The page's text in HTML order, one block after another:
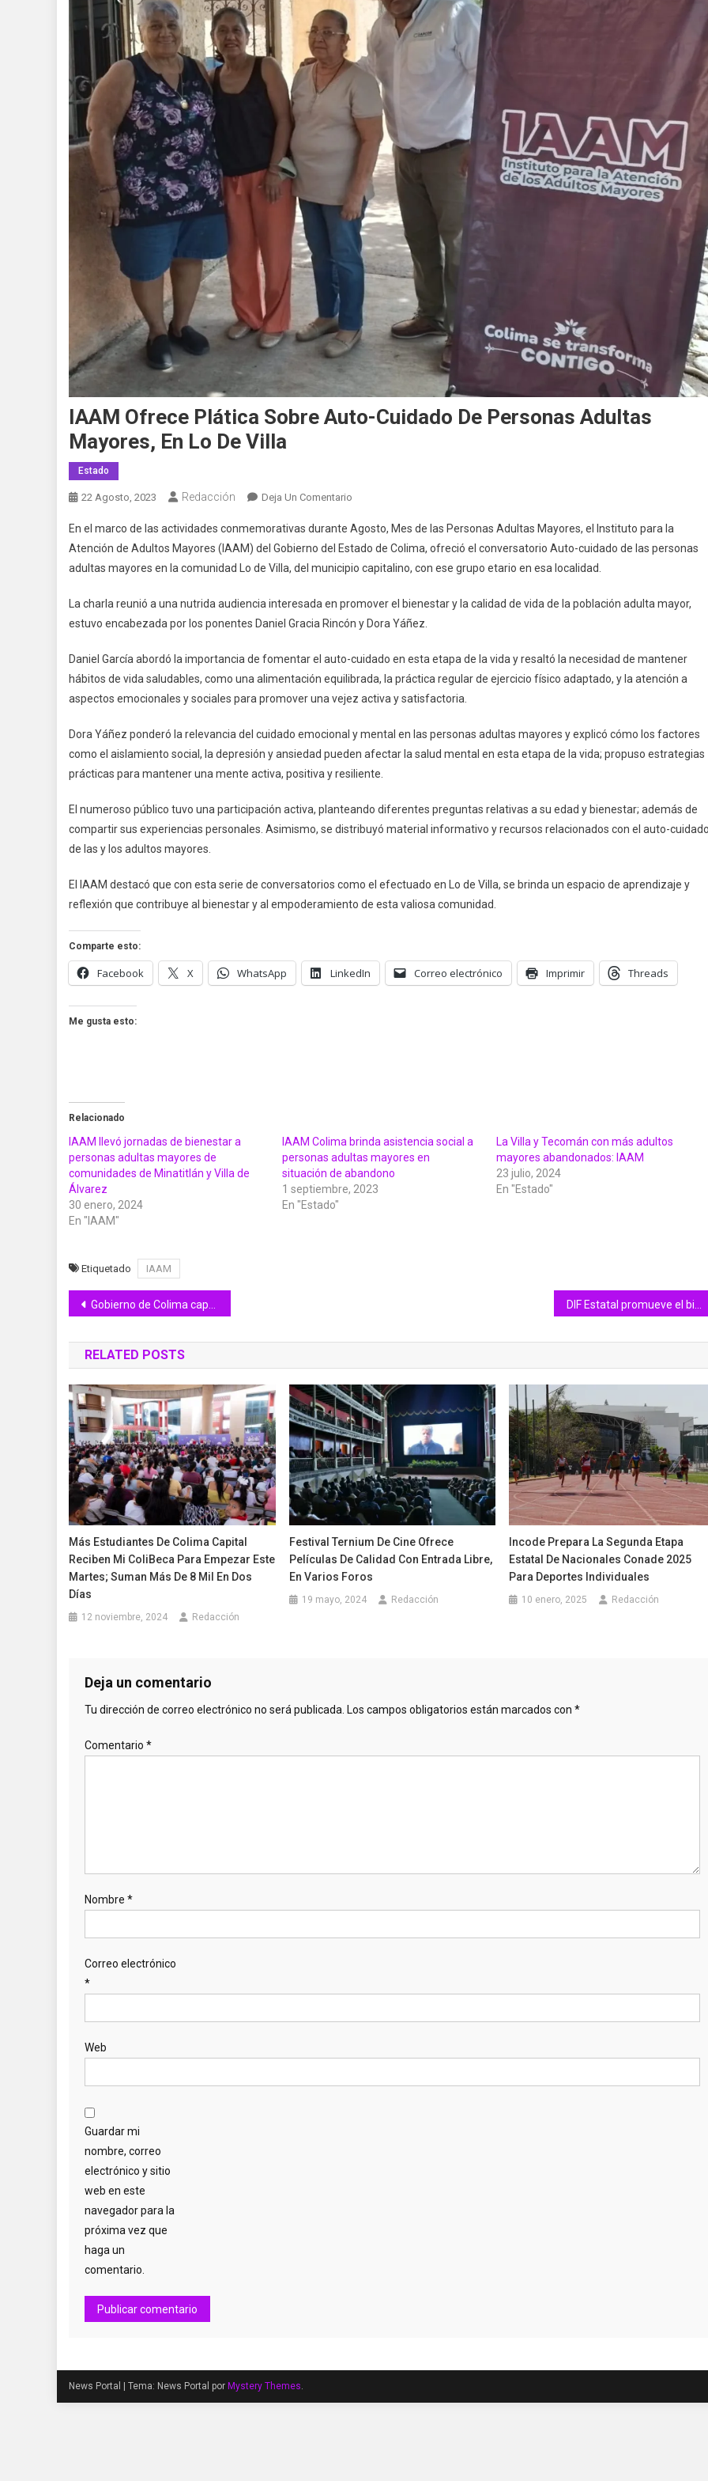
IAAM Ofrece Plática Sobre Auto-Cuidado De Personas Adultas
Mayores, En Lo De Villa
Estado
22 Agosto, 2023 Redacción Deja Un Comentario
Ofrece
Plática
Sobre
Cuidado
De
Adultas
Mayores,
En
De
Villa
En el marco de las actividades conmemorativas durante Agosto, Mes de las Personas Adultas Mayores, el Instituto para la
Atención de Adultos Mayores (IAAM) del Gobierno del Estado de Colima, ofreció el conversatorio Auto-cuidado de las personas
adultas mayores en la comunidad Lo de Villa, del municipio capitalino, con ese grupo etario en esa localidad.
La charla reunió a una nutrida audiencia interesada en promover el bienestar y la calidad de vida de la población adulta mayor,
estuvo encabezada por los ponentes Daniel Gracia Rincón y Dora Yáñez.
Daniel García abordó la importancia de fomentar el auto-cuidado en esta etapa de la vida y resaltó la necesidad de mantener
hábitos de vida saludables, como una alimentación equilibrada, la práctica regular de ejercicio físico adaptado, y la atención a
aspectos emocionales y sociales para promover una vejez activa y satisfactoria.
Dora Yáñez ponderó la relevancia del cuidado emocional y mental en las personas adultas mayores y explicó cómo los factores
como el aislamiento social, la depresión y ansiedad pueden afectar la salud mental en esta etapa de la vida; propuso estrategias
prácticas para mantener una mente activa, positiva y resiliente.
El numeroso público tuvo una participación activa, planteando diferentes preguntas relativas a su edad y bienestar; además de
compartir sus experiencias personales. Asimismo, se distribuyó material informativo y recursos relacionados con el auto-
de las y los adultos mayores.
El IAAM destacó que con esta serie de conversatorios como el efectuado en Lo de Villa, se brinda un espacio de aprendizaje y
reflexión que contribuye al bienestar y al empoderamiento de esta valiosa comunidad.
Comparte esto:
Facebook X WhatsApp LinkedIn Correo electrónico Imprimir Threads
Me gusta esto:
Relacionado
IAAM llevó jornadas de bienestar a
personas adultas mayores de
comunidades de Minatitlán y Villa de
Álvarez
30 enero, 2024
En "IAAM"
IAAM Colima brinda asistencia social a
personas adultas mayores en
situación de abandono
1 septiembre, 2023
En "Estado"
La Villa y Tecomán con más adultos
mayores abandonados: IAAM
23 julio, 2024
En "Estado"
Etiquetado IAAM
Navegación
de
entradas
Gobierno de Colima capacita a dependencias sobre instrumentos y mercados de carbono DIF Estatal promueve el bienestar comunitario de las familias colimenses
RELATED POSTS
Más Estudiantes De Colima Capital
Reciben Mi ColiBeca Para Empezar Este
Martes; Suman Más De 8 Mil En Dos
Días
12 noviembre, 2024 Redacción
Festival Ternium De Cine Ofrece
Películas De Calidad Con Entrada Libre,
En Varios Foros
19 mayo, 2024 Redacción
Incode Prepara La Segunda Etapa
Estatal De Nacionales Conade 2025
Para Deportes Individuales
10 enero, 2025 Redacción
Deja un comentario
Tu dirección de correo electrónico no será publicada. Los campos obligatorios están marcados con *
Comentario *
Nombre *
Correo electrónico
*
Web
Guardar mi
nombre, correo
electrónico y sitio
web en este
navegador para la
próxima vez que
haga un
comentario.
News Portal Tema: News Portal por Mystery Themes.